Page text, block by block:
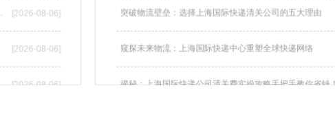
[2026-08-06]
[2026-08-06]
[2026-08-06]
突破物流壁垒：选择上海国际快递清关公司的五大理由
窥探未来物流：上海国际快递中心重塑全球快递网络
揭秘：上海国际快递公司清关费实操攻略手把手教你省钱！